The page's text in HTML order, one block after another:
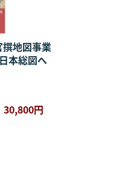
地図事業
本総図へ
30,800円